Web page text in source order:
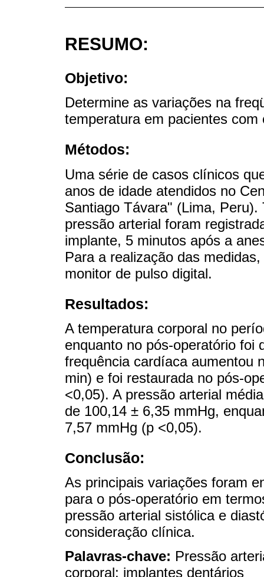
RESUMO:
Objetivo:
Determine as variações na
temperatura em pacientes
Métodos:
Uma série de casos clínicos
anos de idade atendidos no
Santiago Távara" (Lima,
pressão arterial foram
implante, 5 minutos após a
Para a realização das
monitor de pulso digital.
Resultados:
A temperatura corporal no
enquanto no pós-operatório foi
frequência cardíaca aumentou
min) e foi restaurada no pós-
<0,05). A pressão arterial
de 100,14 ± 6,35 mmHg,
7,57 mmHg (p <0,05).
Conclusão:
As principais variações foram
para o pós-operatório em
pressão arterial sistólica e
consideração clínica.
Palavras-chave: Pressão
corporal; implantes dentários